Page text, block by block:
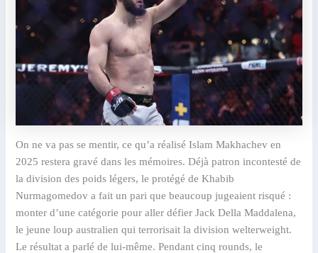
On ne va pas se mentir, ce qu’a réalisé Islam Makhachev en
2025 restera gravé dans les mémoires. Déjà patron incontesté de
la division des poids légers, le protégé de Khabib
Nurmagomedov a fait un pari que beaucoup jugeaient risqué :
monter d’une catégorie pour aller défier Jack Della Maddalena,
le jeune loup australien qui terrorisait la division welterweight.
Le résultat a parlé de lui-même. Pendant cinq rounds, le